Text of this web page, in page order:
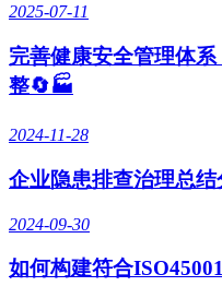
2025-07-11
完善健康安全管理体
整🔄🏭
2024-11-28
企业隐患排查治理总结
2024-09-30
如何构建符合